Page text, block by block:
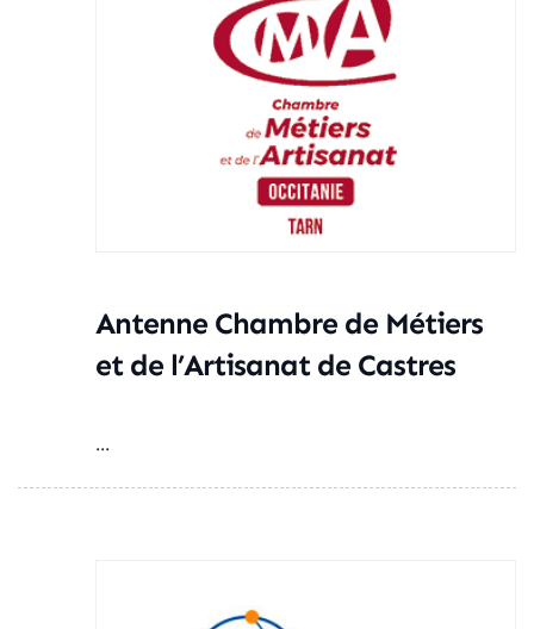
Antenne Chambre de Métiers
et de l’Artisanat de Castres
...